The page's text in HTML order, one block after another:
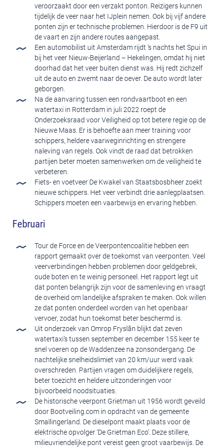
veroorzaakt door een verzakt ponton. Reizigers kunnen
tijdelijk de veer naar het IJplein nemen. Ook bij vijf andere
ponten zijn er technische problemen. Hierdoor is de F9 uit
de vaart en zijn andere routes aangepast.
Een automobilist uit Amsterdam rijdt ‘s nachts het Spui in
bij het veer Nieuw-Beijerland – Hekelingen, omdat hij niet
doorhad dat het veer buiten dienst was. Hij redt zichzelf
uit de auto en zwemt naar de oever. De auto wordt later
geborgen.
Na de aanvaring tussen een rondvaartboot en een
watertaxi in Rotterdam in juli 2022 roept de
Onderzoeksraad voor Veiligheid op tot betere regie op de
Nieuwe Maas. Er is behoefte aan meer training voor
schippers, heldere vaarweginrichting en strengere
naleving van regels. Ook vindt de raad dat betrokken
partijen beter moeten samenwerken om de veiligheid te
verbeteren.
Fiets- en voetveer De Kwakel van Staatsbosbheer zoekt
nieuwe schippers. Het veer verbindt drie aanlegplaatsen.
Schippers moeten een vaarbewijs en ervaring hebben.
Februari
Tour de Force en de Veerpontencoalitie hebben een
rapport gemaakt over de toekomst van veerponten. Veel
veerverbindingen hebben problemen door geldgebrek,
oude boten en te weinig personeel. Het rapport legt uit
dat ponten belangrijk zijn voor de samenleving en vraagt
de overheid om landelijke afspraken te maken. Ook willen
ze dat ponten onderdeel worden van het openbaar
vervoer, zodat hun toekomst beter beschermd is.
Uit onderzoek van Omrop Fryslân blijkt dat zeven
watertaxi’s tussen september en december 155 keer te
snel voeren op de Waddenzee na zonsondergang. De
nachtelijke snelheidslimiet van 20 km/uur werd vaak
overschreden. Partijen vragen om duidelijkere regels,
beter toezicht en heldere uitzonderingen voor
bijvoorbeeld noodsituaties.
De historische veerpont Grietman uit 1956 wordt geveild
door Bootveiling.com in opdracht van de gemeente
Smallingerland. De dieselpont maakt plaats voor de
elektrische opvolger ‘De Grietman Eco’. Deze stillere,
milieuvriendelijke pont vereist geen groot vaarbewijs. De